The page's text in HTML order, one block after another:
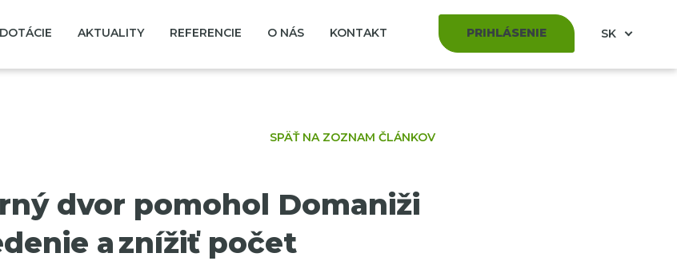
AKTUALITY REFERENCIE O NÁS KONTAKT PRIHLÁSENIE SK
SPÄŤ NA ZOZNAM ČLÁNKOV
dvor pomohol Domaniži
a znížiť počet